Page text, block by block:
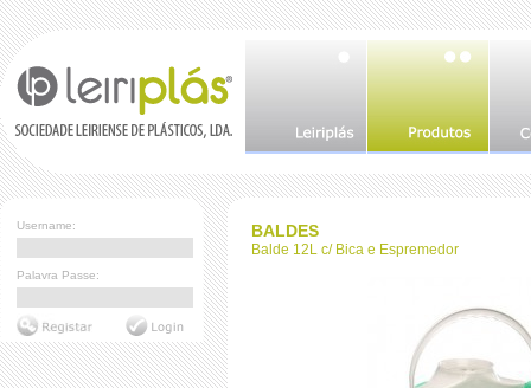
Username:
Palavra Passe:
BALDES
Balde 12L c/ Bica e Espremedor